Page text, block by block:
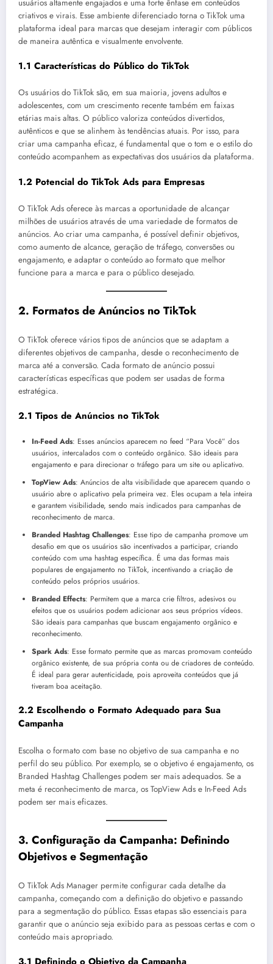
usuários altamente engajados e uma forte ênfase em conteúdos
criativos e virais. Esse ambiente diferenciado torna o TikTok uma
plataforma ideal para marcas que desejam interagir com públicos
de maneira autêntica e visualmente envolvente.
1.1 Características do Público do TikTok
Os usuários do TikTok são, em sua maioria, jovens adultos e
adolescentes, com um crescimento recente também em faixas
etárias mais altas. O público valoriza conteúdos divertidos,
autênticos e que se alinhem às tendências atuais. Por isso, para
criar uma campanha eficaz, é fundamental que o tom e o estilo do
conteúdo acompanhem as expectativas dos usuários da plataforma.
1.2 Potencial do TikTok Ads para Empresas
O TikTok Ads oferece às marcas a oportunidade de alcançar
milhões de usuários através de uma variedade de formatos de
anúncios. Ao criar uma campanha, é possível definir objetivos,
como aumento de alcance, geração de tráfego, conversões ou
engajamento, e adaptar o conteúdo ao formato que melhor
funcione para a marca e para o público desejado.
2. Formatos de Anúncios no TikTok
O TikTok oferece vários tipos de anúncios que se adaptam a
diferentes objetivos de campanha, desde o reconhecimento de
marca até a conversão. Cada formato de anúncio possui
características específicas que podem ser usadas de forma
estratégica.
2.1 Tipos de Anúncios no TikTok
In-Feed Ads: Esses anúncios aparecem no feed “Para Você” dos
usuários, intercalados com o conteúdo orgânico. São ideais para
engajamento e para direcionar o tráfego para um site ou aplicativo.
TopView Ads: Anúncios de alta visibilidade que aparecem quando o
usuário abre o aplicativo pela primeira vez. Eles ocupam a tela inteira
e garantem visibilidade, sendo mais indicados para campanhas de
reconhecimento de marca.
Branded Hashtag Challenges: Esse tipo de campanha promove um
desafio em que os usuários são incentivados a participar, criando
conteúdo com uma hashtag específica. É uma das formas mais
populares de engajamento no TikTok, incentivando a criação de
conteúdo pelos próprios usuários.
Branded Effects: Permitem que a marca crie filtros, adesivos ou
efeitos que os usuários podem adicionar aos seus próprios vídeos.
São ideais para campanhas que buscam engajamento orgânico e
reconhecimento.
Spark Ads: Esse formato permite que as marcas promovam conteúdo
orgânico existente, de sua própria conta ou de criadores de conteúdo.
É ideal para gerar autenticidade, pois aproveita conteúdos que já
tiveram boa aceitação.
2.2 Escolhendo o Formato Adequado para Sua
Campanha
Escolha o formato com base no objetivo de sua campanha e no
perfil do seu público. Por exemplo, se o objetivo é engajamento, os
Branded Hashtag Challenges podem ser mais adequados. Se a
meta é reconhecimento de marca, os TopView Ads e In-Feed Ads
podem ser mais eficazes.
3. Configuração da Campanha: Definindo
Objetivos e Segmentação
O TikTok Ads Manager permite configurar cada detalhe da
campanha, começando com a definição do objetivo e passando
para a segmentação do público. Essas etapas são essenciais para
garantir que o anúncio seja exibido para as pessoas certas e com o
conteúdo mais apropriado.